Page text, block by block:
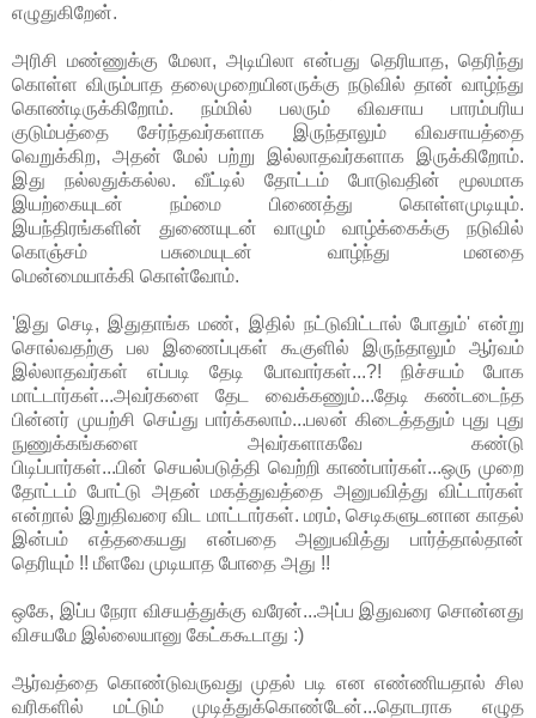
எழுதுகிறேன்.
அரிசி மண்ணுக்கு மேலா, அடியிலா என்பது தெரியாத, தெரிந்து
கொள்ள விரும்பாத தலைமுறையினருக்கு நடுவில் தான் வாழ்ந்து
கொண்டிருக்கிறோம். நம்மில் பலரும் விவசாய பாரம்பரிய
குடும்பத்தை சேர்ந்தவர்களாக இருந்தாலும் விவசாயத்தை
வெறுக்கிற, அதன் மேல் பற்று இல்லாதவர்களாக இருக்கிறோம்.
இது நல்லதுக்கல்ல. வீட்டில் தோட்டம் போடுவதின் மூலமாக
இயற்கையுடன் நம்மை பிணைத்து கொள்ளமுடியும்.
இயந்திரங்களின் துணையுடன் வாழும் வாழ்க்கைக்கு நடுவில்
கொஞ்சம் பசுமையுடன் வாழ்ந்து மனதை
மென்மையாக்கி கொள்வோம்.
'இது செடி, இதுதாங்க மண், இதில் நட்டுவிட்டால் போதும்' என்று
சொல்வதற்கு பல இணைப்புகள் கூகுளில் இருந்தாலும் ஆர்வம்
இல்லாதவர்கள் எப்படி தேடி போவார்கள்...?! நிச்சயம் போக
மாட்டார்கள்...அவர்களை தேட வைக்கணும்...தேடி கண்டடைந்த
பின்னர் முயற்சி செய்து பார்க்கலாம்...பலன் கிடைத்ததும் புது புது
நுணுக்கங்களை அவர்களாகவே கண்டு
பிடிப்பார்கள்...பின் செயல்படுத்தி வெற்றி காண்பார்கள்...ஒரு முறை
தோட்டம் போட்டு அதன் மகத்துவத்தை அனுபவித்து விட்டார்கள்
என்றால் இறுதிவரை விட மாட்டார்கள். மரம், செடிகளுடனான காதல்
இன்பம் எத்தகையது என்பதை அனுபவித்து பார்த்தால்தான்
தெரியும் !! மீளவே முடியாத போதை அது !!
ஒகே, இப்ப நேரா விசயத்துக்கு வரேன்...அப்ப இதுவரை சொன்னது
விசயமே இல்லையானு கேட்ககூடாது :)
ஆர்வத்தை கொண்டுவருவது முதல் படி என எண்ணியதால் சில
வரிகளில் மட்டும் முடித்துக்கொண்டேன்...தொடராக எழுத